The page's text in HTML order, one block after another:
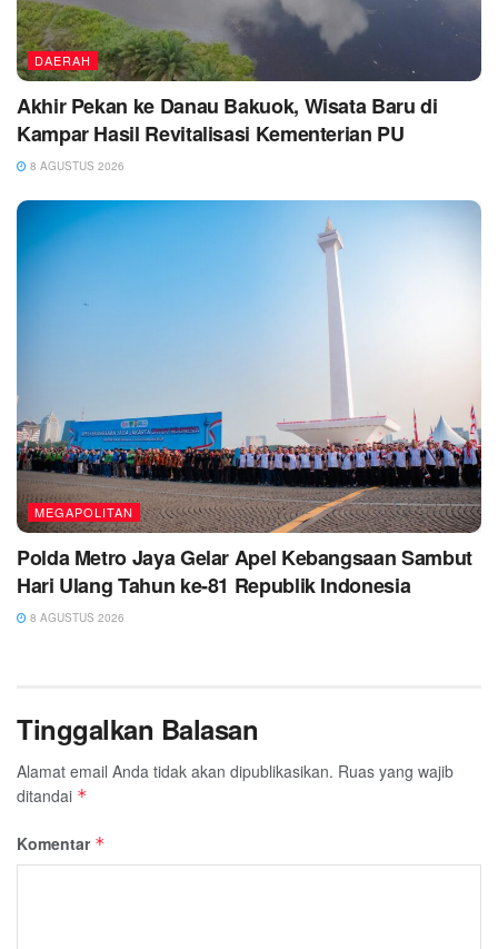
DAERAH
Akhir Pekan ke Danau Bakuok, Wisata Baru di
Kampar Hasil Revitalisasi Kementerian PU
8 AGUSTUS 2026
MEGAPOLITAN
Polda Metro Jaya Gelar Apel Kebangsaan Sambut
Hari Ulang Tahun ke-81 Republik Indonesia
8 AGUSTUS 2026
Tinggalkan Balasan
Alamat email Anda tidak akan dipublikasikan. Ruas yang wajib
ditandai *
Komentar *